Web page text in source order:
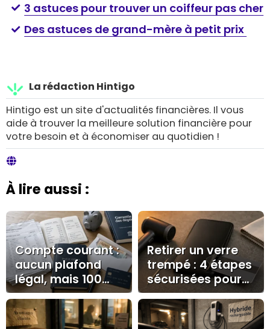
3 astuces pour trouver un coiffeur pas cher
Des astuces de grand-mère à petit prix
La rédaction Hintigo
Hintigo est un site d'actualités financières. Il vous
aide à trouver la meilleure solution financière pour
votre besoin et à économiser au quotidien !
À lire aussi :
Compte courant :
aucun plafond
légal, mais 100
000 € à surveiller
Retirer un verre
trempé : 4 étapes
sécurisées pour
préserver votre
écran